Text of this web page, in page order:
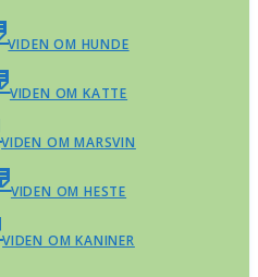
VIDEN OM HUNDE
VIDEN OM KATTE
VIDEN OM MARSVIN
VIDEN OM HESTE
VIDEN OM KANINER